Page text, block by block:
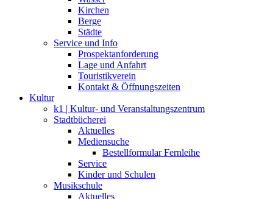
Kirchen
Berge
Städte
Service und Info
Prospektanforderung
Lage und Anfahrt
Touristikverein
Kontakt & Öffnungszeiten
Kultur
k1 | Kultur- und Veranstaltungszentrum
Stadtbücherei
Aktuelles
Mediensuche
Bestellformular Fernleihe
Service
Kinder und Schulen
Musikschule
Aktuelles